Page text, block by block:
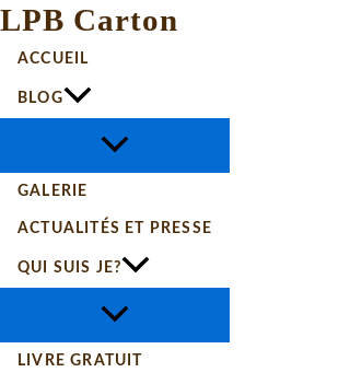
LPB Carton
ACCUEIL
BLOG
GALERIE
ACTUALITÉS ET PRESSE
QUI SUIS JE?
LIVRE GRATUIT